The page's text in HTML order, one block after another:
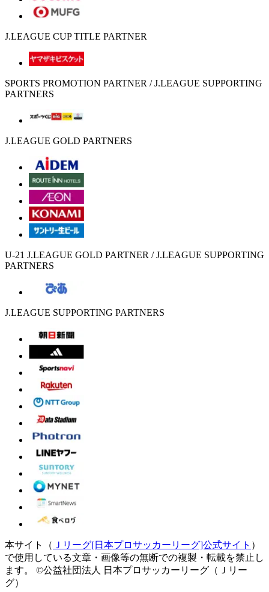
J.LEAGUE CUP TITLE PARTNER
SPORTS PROMOTION PARTNER / J.LEAGUE SUPPORTING
PARTNERS
J.LEAGUE GOLD PARTNERS
U-21 J.LEAGUE GOLD PARTNER / J.LEAGUE SUPPORTING
PARTNERS
J.LEAGUE SUPPORTING PARTNERS
本サイト（ Ｊリーグ[日本プロサッカーリーグ]公式サイト ）
で使用している文章・画像等の無断での複製・転載を禁止し
ます。
©公益社団法人 日本プロサッカーリーグ（Ｊリー
グ）